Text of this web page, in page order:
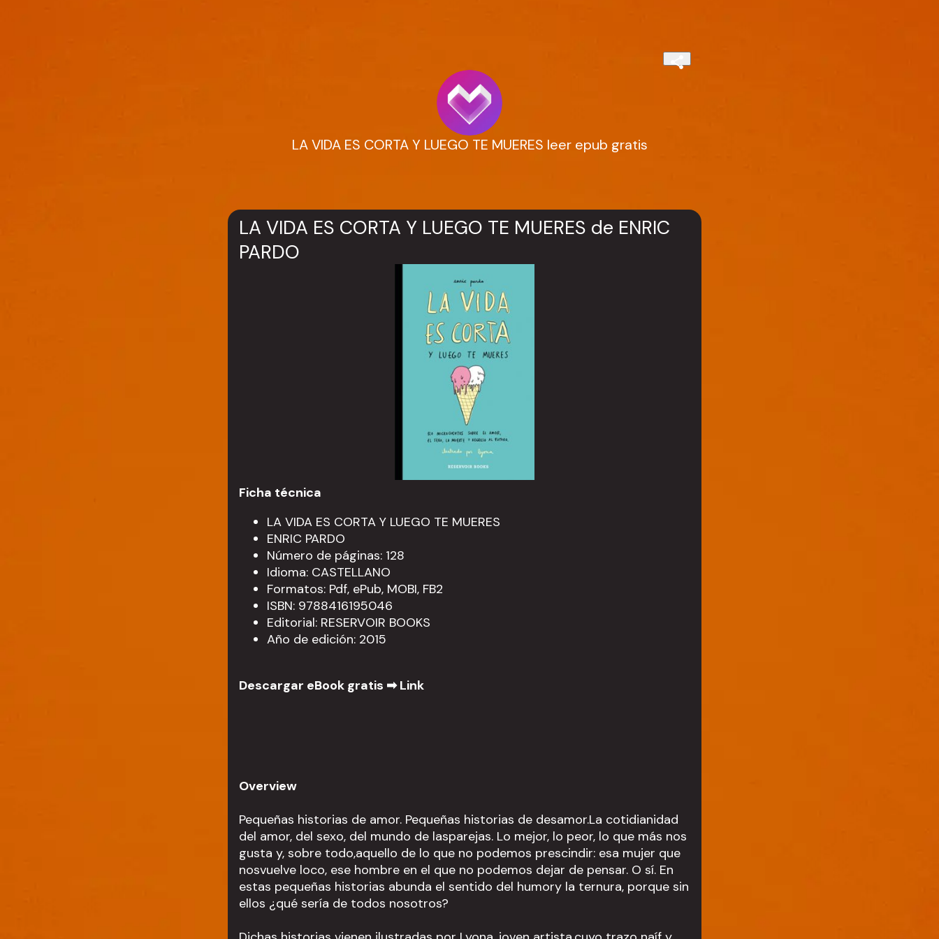
LA VIDA ES CORTA Y LUEGO TE MUERES leer epub gratis
LA VIDA ES CORTA Y LUEGO TE MUERES de ENRIC
PARDO
Ficha técnica
LA VIDA ES CORTA Y LUEGO TE MUERES
ENRIC PARDO
Número de páginas: 128
Idioma: CASTELLANO
Formatos: Pdf, ePub, MOBI, FB2
ISBN: 9788416195046
Editorial: RESERVOIR BOOKS
Año de edición: 2015
Descargar eBook gratis ➡Link
Overview
Pequeñas historias de amor. Pequeñas historias de desamor.La cotidianidad
del amor, del sexo, del mundo de lasparejas. Lo mejor, lo peor, lo que más nos
gusta y, sobre todo,aquello de lo que no podemos prescindir: esa mujer que
nosvuelve loco, ese hombre en el que no podemos dejar de pensar. O sí. En
estas pequeñas historias abunda el sentido del humory la ternura, porque sin
ellos ¿qué sería de todos nosotros?